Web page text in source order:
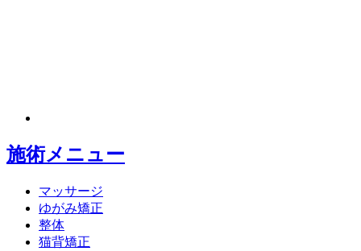
施術メニュー
マッサージ
ゆがみ矯正
整体
猫背矯正